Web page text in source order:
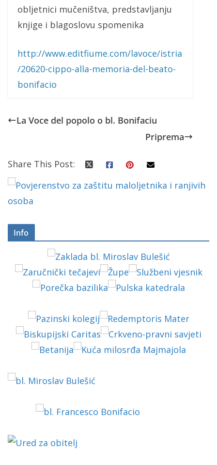
obljetnici mučeništva, predstavljanju
knjige i blagoslovu spomenika
http://www.editfiume.com/lavoce/istria
/20620-cippo-alla-memoria-del-beato-
bonifacio
La Voce del popolo o bl. Bonifaciu
Priprema
Share This Post:
Info